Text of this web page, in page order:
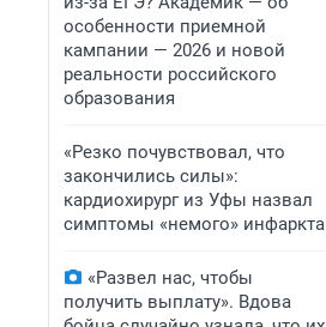
особенности приемной
кампании — 2026 и новой
реальности российского
образования
«Резко почувствовал, что
закончились силы»:
кардиохирург из Уфы назвал
симптомы «немого» инфаркта
«Развел нас, чтобы
получить выплату». Вдова